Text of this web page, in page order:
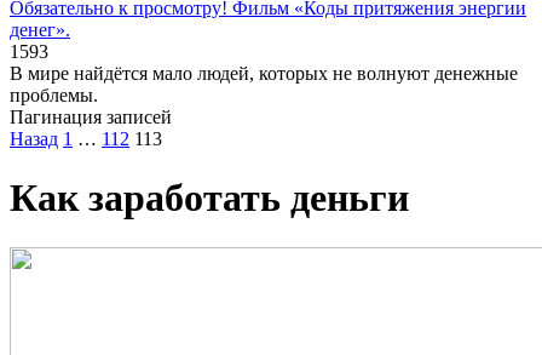
Обязательно к просмотру! Фильм «Коды притяжения энергии
денег».
1 593
В мире найдётся мало людей, которых не волнуют денежные
проблемы.
Пагинация записей
Назад 1 … 112 113
Как заработать деньги